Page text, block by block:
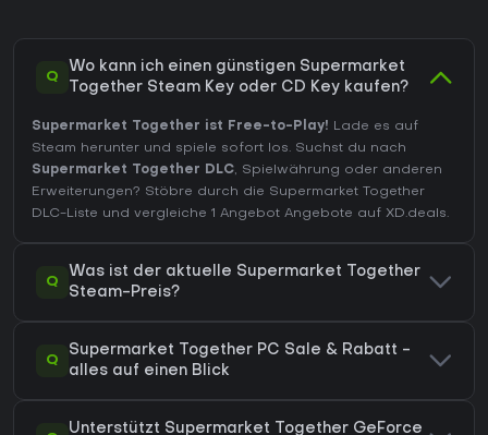
Q
Wo kann ich einen günstigen Supermarket
Together Steam Key oder CD Key kaufen?
Supermarket Together ist Free-to-Play! Lade es auf
Steam herunter und spiele sofort los. Suchst du nach
Supermarket Together DLC, Spielwährung oder anderen
Erweiterungen? Stöbre durch die Supermarket Together
DLC-Liste und vergleiche 1 Angebot Angebote auf XD.deals.
Q
Was ist der aktuelle Supermarket Together
Steam-Preis?
Q
Supermarket Together PC Sale & Rabatt -
alles auf einen Blick
Unterstützt Supermarket Together GeForce